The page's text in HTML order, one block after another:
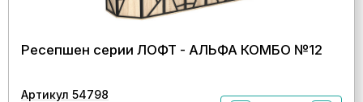
Ресепшен серии ЛОФТ - АЛЬФА КОМБО №12
Артикул 54798